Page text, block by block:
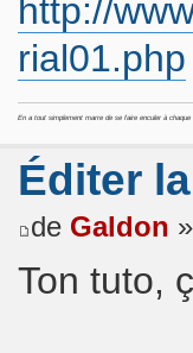
http://
rial01.php
En a tout simplement marre de se faire enculer à
Éditer
de Galdon
Ton tuto,